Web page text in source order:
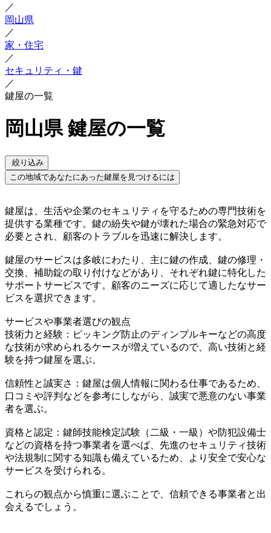
／
岡山県
／
家・住宅
／
セキュリティ・鍵
／
鍵屋の一覧
岡山県 鍵屋の一覧
絞り込み
この地域であなたにあった鍵屋を見つけるには
鍵屋は、生活や企業のセキュリティを守るための専門技術を
提供する業種です。鍵の紛失や鍵が壊れた場合の緊急対応で
必要とされ、顧客のトラブルを迅速に解決します。
鍵屋のサービスは多岐にわたり、主に鍵の作成、鍵の修理・
交換、補助錠の取り付けなどがあり、それぞれ鍵に特化した
サポートサービスです。顧客のニーズに応じて適したなサー
ビスを選択できます。
サービスや事業者選びの観点
技術力と経験：ピッキング防止のディンプルキーなどの高度
な技術が求められるケースが増えているので、高い技術と経
験を持つ鍵屋を選ぶ。
信頼性と誠実さ：鍵屋は個人情報に関わる仕事であるため、
口コミや評判などを参考にしながら、誠実で悪意のない事業
者を選ぶ。
資格と認定：鍵師技能検定試験（二級・一級）や防犯設備士
などの資格を持つ事業者を選べば、先進のセキュリティ技術
や法規制に関する知識も備えているため、より安全で安心な
サービスを受けられる。
これらの観点から慎重に選ぶことで、信頼できる事業者と出
会えるでしょう。